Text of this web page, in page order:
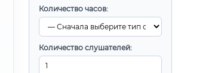
Количество часов:
Количество слушателей: